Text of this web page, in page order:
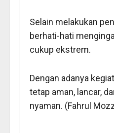
Selain melakukan
berhati-hati
cukup ekstrem.
Dengan adanya
tetap aman, lancar,
nyaman. (Fahrul